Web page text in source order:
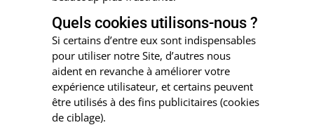
Quels cookies utilisons-nous ?
Si certains d’entre eux sont indispensables
pour utiliser notre Site, d’autres nous
aident en revanche à améliorer votre
expérience utilisateur, et certains peuvent
être utilisés à des fins publicitaires (cookies
de ciblage).